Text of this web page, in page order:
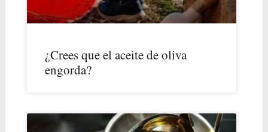
¿Crees que el aceite de oliva
engorda?